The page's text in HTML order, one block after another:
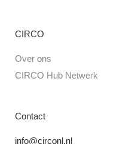
CIRCO
Over ons
CIRCO Hub Netwerk
Contact
info@circonl.nl